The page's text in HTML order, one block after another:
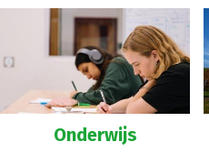
Onderwijs